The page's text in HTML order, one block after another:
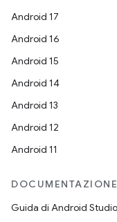
Android 17
Android 16
Android 15
Android 14
Android 13
Android 12
Android 11
Guida di Android Studio